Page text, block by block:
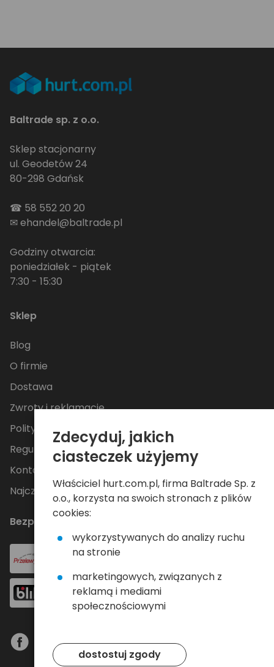
Baltrade sp. z o.o.
Sklep stacjonarny
ul. Geodetów 24
80-298 Gdańsk
☎ 58 552 20 20
✉ehandel@baltrade.pl
Godziny otwarcia:
poniedziałek - piątek
7:30 - 15:30
Sklep
Blog
O firmie
Dostawa
Zwroty i reklamacje
Polityka Prywatności
Regulamin
Kontakt
Najczęściej zadawane pytania
Bezpieczne płatności
Zdecyduj, jakich
ciasteczek użyjemy
Właściciel hurt.com.pl, firma Baltrade Sp. z
o.o., korzysta na swoich stronach z plików
cookies:
wykorzystywanych do analizy ruchu
na stronie
marketingowych, związanych z
reklamą i mediami
społecznościowymi
dostostuj zgody